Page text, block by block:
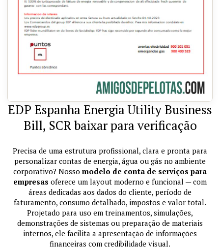
EDP ​​Espanha Energia Utility Business
Bill, SCR baixar para verificação
Precisa de uma estrutura profissional, clara e pronta para
personalizar contas de energia, água ou gás no ambiente
corporativo? Nosso modelo de conta de serviços para
empresas oferece um layout moderno e funcional — com
áreas dedicadas aos dados do cliente, período de
faturamento, consumo detalhado, impostos e valor total.
Projetado para uso em treinamentos, simulações,
demonstrações de sistemas ou preparação de materiais
internos, ele facilita a apresentação de informações
financeiras com credibilidade visual.